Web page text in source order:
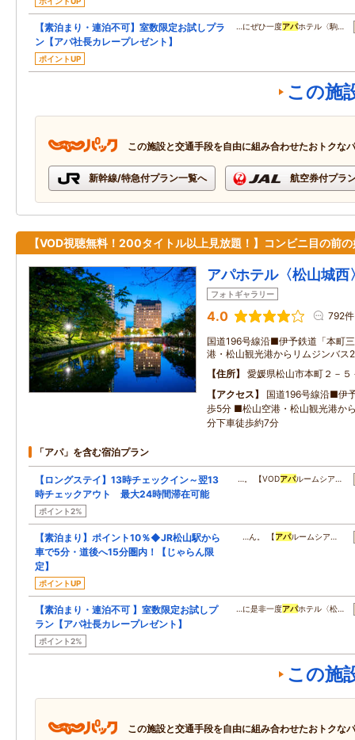
【素泊まり・連泊不可】室数限定お試しプラ
ン【アパ社長カレープレゼント】
ポイントUP
…にぜひ一度アパホテル〈駒…
この施
この施設と交通手段を自由に組み合わせたおトクな
新幹線/特急付プラン一覧へ 航空券付プラ
【VOD視聴無料！200タイトル以上見放題！】コンビニ目の前
アパホテル〈松山城西
フォトギャラリー
4.0 792件
国道196号線沿■伊予鉄道「本町
港・松山観光港からリムジンバス
住所
愛媛県松山市本町２－５
アクセス
国道196号線沿■伊
歩5分 ■松山空港・松山観光港か
分下車徒歩約7分
「アパ」を含む宿泊プラン
【ロングステイ】13時チェックイン～翌13
時チェックアウト 最大24時間滞在可能
ポイント2%
…。 【VODアパルームシア…
【素泊まり】ポイント10％◆JR松山駅から
車で5分・道後へ15分圏内！【じゃらん限
定】
ポイントUP
…ん。 【アパルームシア…
【素泊まり・連泊不可 】室数限定お試しプ
ラン【アパ社長カレープレゼント】
ポイント2%
…に是非一度アパホテル〈松…
この施
この施設と交通手段を自由に組み合わせたおトクな